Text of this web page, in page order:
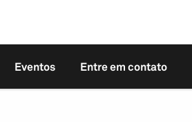
Eventos Entre em contato